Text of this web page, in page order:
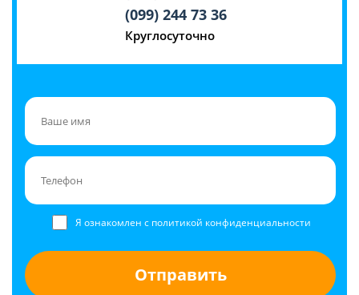
(099) 244 73 36
Круглосуточно
Я ознакомлен с политикой конфиденциальности